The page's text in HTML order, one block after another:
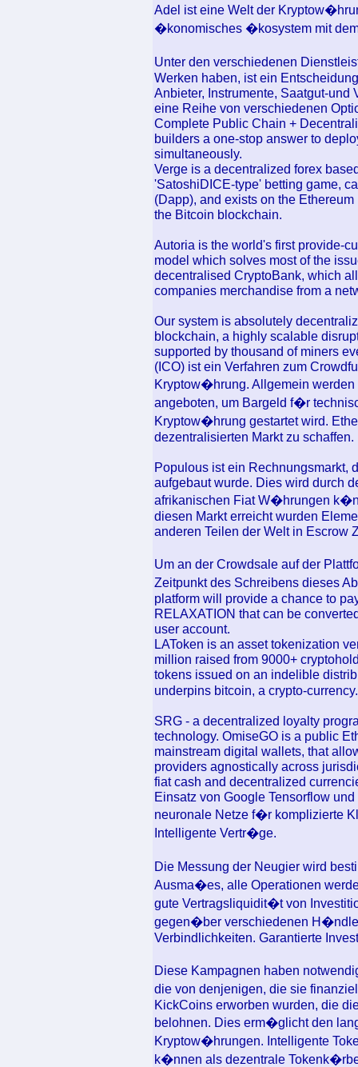
Adel ist eine Welt der
�konomisches �kosystem mit
Unter den verschiedenen
Werken haben, ist ein
Anbieter, Instrumente, Saatgut-
eine Reihe von verschiedenen
Complete Public Chain +
builders a one-stop answer to
simultaneously.
Verge is a decentralized forex
'SatoshiDICE-type' betting game,
(Dapp), and exists on the
the Bitcoin blockchain.
Autoria is the world's first provide-
model which solves most of the
decentralised CryptoBank, which
companies merchandise from a
Our system is absolutely
blockchain, a highly scalable
supported by thousand of miners
(ICO) ist ein Verfahren zum
Kryptow�hrung. Allgemein
angeboten, um Bargeld f�r
Kryptow�hrung gestartet wird.
dezentralisierten Markt zu schaffen.
Populous ist ein Rechnungsmarkt,
aufgebaut wurde. Dies wird durch
afrikanischen Fiat W�hrungen
diesen Markt erreicht wurden
anderen Teilen der Welt in Escrow
Um an der Crowdsale auf der
Zeitpunkt des Schreibens dieses
platform will provide a chance to
RELAXATION that can be
user account.
LAToken is an asset tokenization
million raised from 9000+
tokens issued on an indelible
underpins bitcoin, a crypto-currency.
SRG - a decentralized loyalty
technology. OmiseGO is a public
mainstream digital wallets, that
providers agnostically across
fiat cash and decentralized
Einsatz von Google Tensorflow
neuronale Netze f�r komplizierte
Intelligente Vertr�ge.
Die Messung der Neugier wird
Ausma�es, alle Operationen
gute Vertragsliquidit�t von
gegen�ber verschiedenen
Verbindlichkeiten. Garantierte
Diese Kampagnen haben
die von denjenigen, die sie
KickCoins erworben wurden, die
belohnen. Dies erm�glicht den
Kryptow�hrungen. Intelligente
k�nnen als dezentrale